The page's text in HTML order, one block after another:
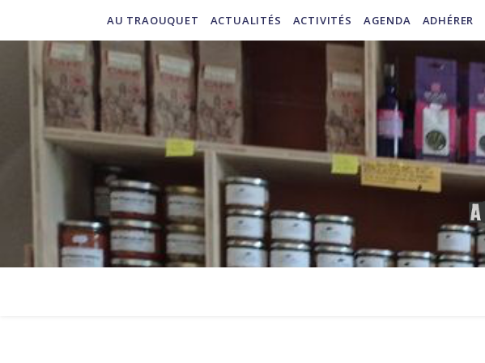
AU TRAOUQUET ACTUALITÉS ACTIVITÉS AGENDA ADHÉRER